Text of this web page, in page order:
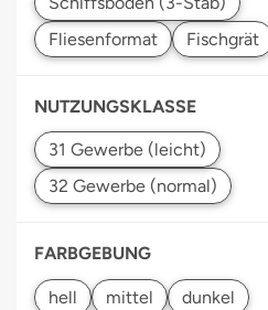
NUTZUNGSKLASSE
FARBGEBUNG